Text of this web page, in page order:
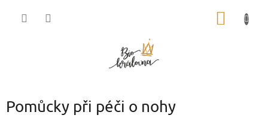
Pomůcky při péči o nohy